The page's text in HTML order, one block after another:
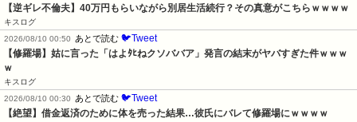
【逆ギレ不倫夫】40万円もらいながら別居生活続行？その真意がこちらｗｗｗｗ
キスログ
2026/08/10 00:50
あとで読む 🐦Tweet
【修羅場】姑に言った「はよﾀﾋねクソババア」発言の結末がヤバすぎた件ｗｗｗ
ｗ
キスログ
2026/08/10 00:30
あとで読む 🐦Tweet
【絶望】借金返済のために体を売った結果…彼氏にバレて修羅場にｗｗｗｗ